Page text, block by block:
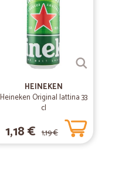
HEINEKEN
Heineken Original lattina 33
cl
1,18 € 1,19 €